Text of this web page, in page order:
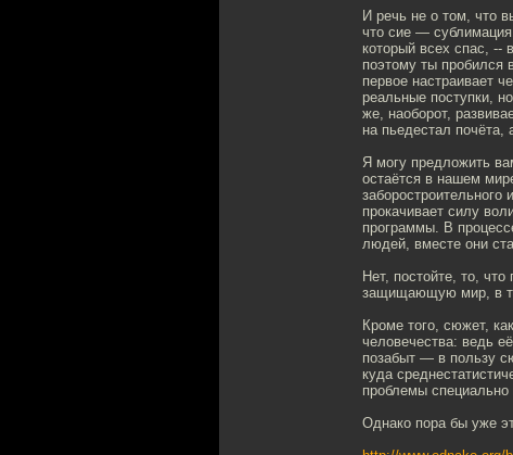
И речь не о том, что
что сие —
который всех спас, --
поэтому ты пробился
первое настраивает
реальные поступки,
же, наоборот,
на пьедестал почёта,
Я могу предложить
остаётся в нашем
заборостроительного
прокачивает силу
программы. В
людей, вместе они
Нет, постойте, то,
защищающую мир, в
Кроме того, сюжет,
человечества: ведь
позабыт — в пользу
куда
проблемы
Однако пора бы уже